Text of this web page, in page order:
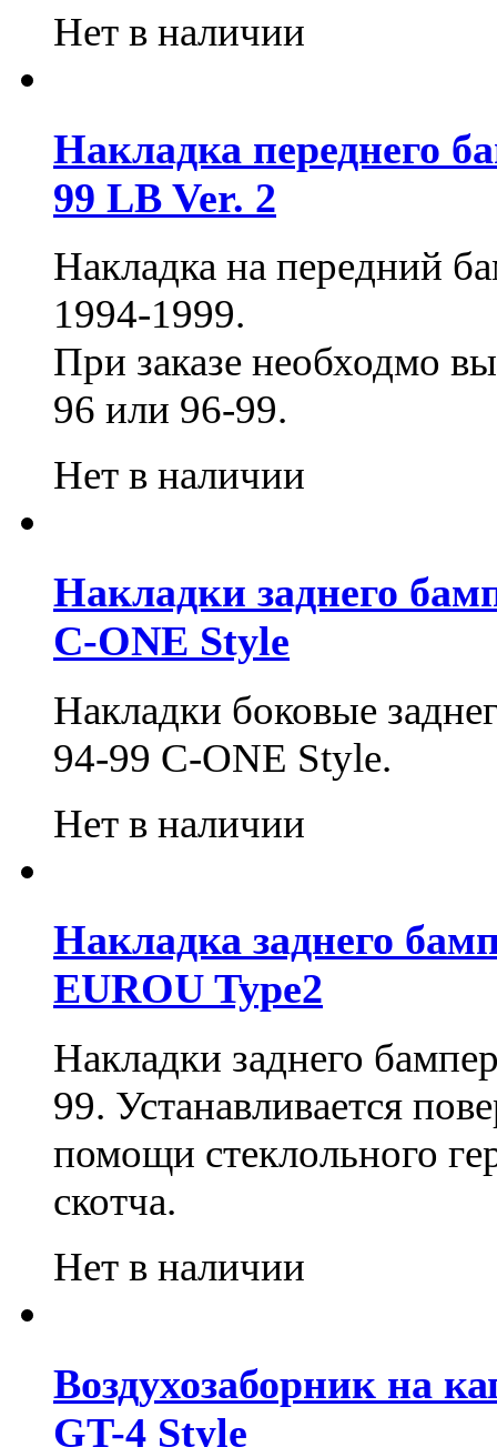
Нет в наличии
Накладка переднего
99 LB Ver. 2
Накладка на передний
1994-1999.
При заказе необходмо
96 или 96-99.
Нет в наличии
Накладки заднего
С-ONE Style
Накладки боковые
94-99 C-ONE Style.
Нет в наличии
Накладка заднего
EUROU Type2
Накладки заднего
99. Устанавливается
помощи стеклольного
скотча.
Нет в наличии
Воздухозаборник на
GT-4 Style